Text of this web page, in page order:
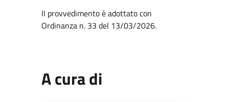
Il provvedimento è adottato con
Ordinanza n. 33 del 13/03/2026.
A cura di